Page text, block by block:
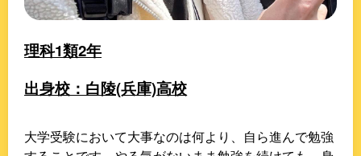
理科1類2年
出身校：白陵(兵庫)高校
大学受験において大事なのは何より、自ら進んで勉強